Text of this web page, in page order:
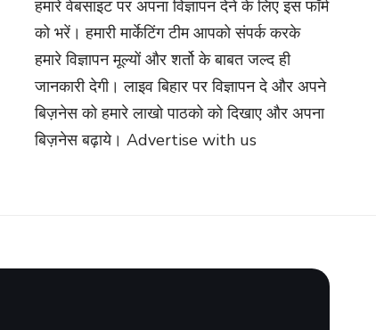
हमारे वेबसाइट पर अपना विज्ञापन देने के लिए इस फॉर्म
को भरें। हमारी मार्केटिंग टीम आपको संपर्क करके
हमारे विज्ञापन मूल्यों और शर्तो के बाबत जल्द ही
जानकारी देगी। लाइव बिहार पर विज्ञापन दे और अपने
बिज़नेस को हमारे लाखो पाठको को दिखाए और अपना
बिज़नेस बढ़ाये। Advertise with us